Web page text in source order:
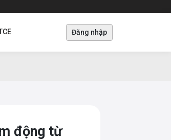
Đăng nhập
động từ